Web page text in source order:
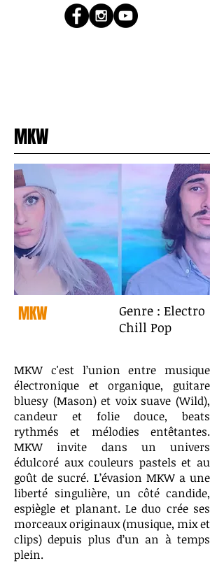
MKW
MKW
Genre : Electro
Chill Pop
MKW c'est l’union entre musique
électronique et organique, guitare
bluesy (Mason) et voix suave (Wild),
candeur et folie douce, beats
rythmés et mélodies entêtantes.
MKW invite dans un univers
édulcoré aux couleurs pastels et au
goût de sucré. L’évasion MKW a une
liberté singulière, un côté candide,
espiègle et planant. Le duo crée ses
morceaux originaux (musique, mix et
clips) depuis plus d’un an à temps
plein.